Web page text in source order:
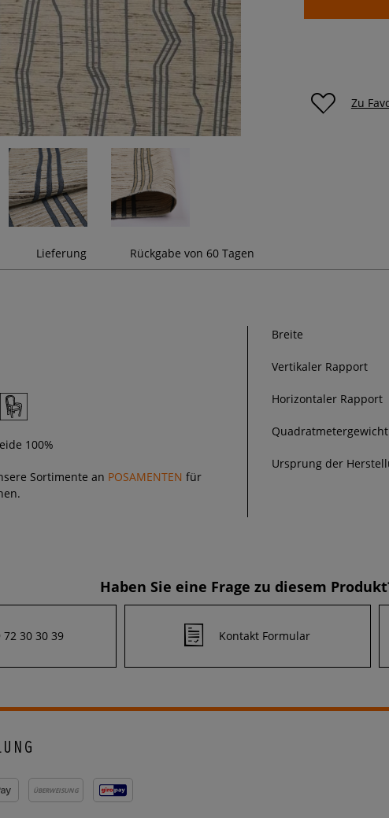
Zu
Lieferung Rückgabe von 60 Tagen
100%
Sortimente an POSAMENTEN für
Breite
Vertikaler Rapport
Horizontaler Rapport
Quadratmetergewicht
Ursprung der
Haben Sie eine Frage zu diesem
72 30 30 39 Kontakt Formular
ÜBERWEISUNG